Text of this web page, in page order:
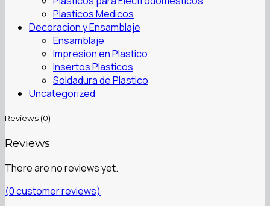
Plasticos Medicos
Decoracion y Ensamblaje
Ensamblaje
Impresion en Plastico
Insertos Plasticos
Soldadura de Plastico
Uncategorized
Reviews (0)
Reviews
There are no reviews yet.
(0customer reviews)